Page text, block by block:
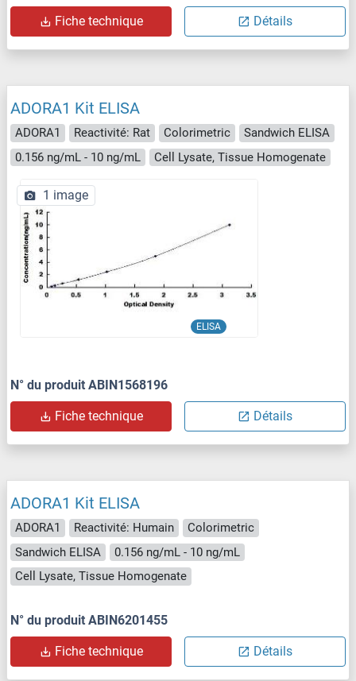
Fiche technique Détails
ADORA1 Kit ELISA
ADORA1 Reactivité: Rat Colorimetric
Sandwich ELISA
0.156 ng/mL - 10 ng/mL
Cell Lysate, Tissue Homogenate
ELISA
1 image
N° du produit ABIN1568196
Fiche technique Détails
ADORA1 Kit ELISA
ADORA1 Reactivité: Humain
Colorimetric
Sandwich ELISA
0.156 ng/mL - 10 ng/mL
Cell Lysate, Tissue Homogenate
N° du produit ABIN6201455
Fiche technique Détails